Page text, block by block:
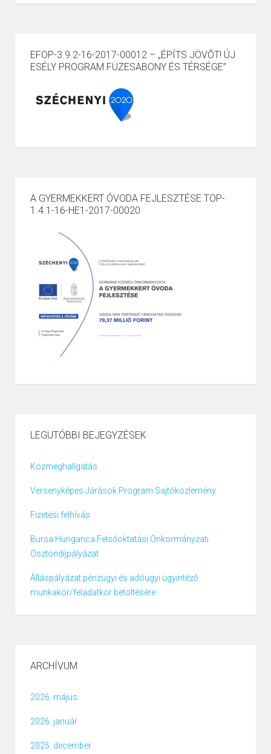
EFOP-3.9.2-16-2017-00012 – „ÉPÍTS JÖVŐT! ÚJ
ESÉLY PROGRAM FÜZESABONY ÉS TÉRSÉGE”
A GYERMEKKERT ÓVODA FEJLESZTÉSE TOP-
1.4.1-16-HE1-2017-00020
LEGUTÓBBI BEJEGYZÉSEK
Közmeghallgatás
Versenyképes Járások Program Sajtóközlemény
Fizetési felhívás
Bursa Hungarica Felsőoktatási Önkormányzati
Ösztöndíjpályázat
Álláspályázat pénzügyi és adóügyi ügyintéző
munkakör/feladatkör betöltésére
ARCHÍVUM
2026. május
2026. január
2025. december